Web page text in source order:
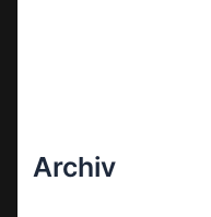
Archiv